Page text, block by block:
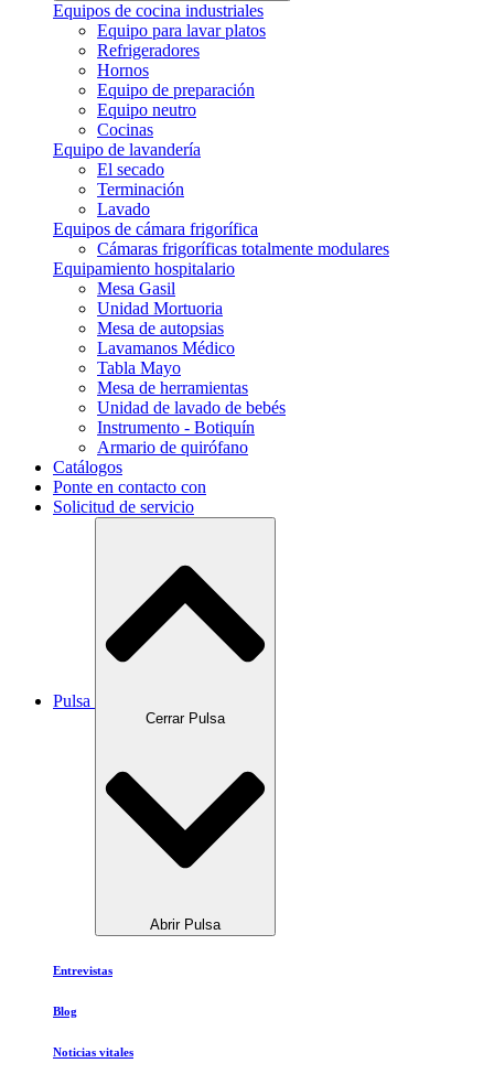
Equipos de cocina industriales
Equipo para lavar platos
Refrigeradores
Hornos
Equipo de preparación
Equipo neutro
Cocinas
Equipo de lavandería
El secado
Terminación
Lavado
Equipos de cámara frigorífica
Cámaras frigoríficas totalmente modulares
Equipamiento hospitalario
Mesa Gasil
Unidad Mortuoria
Mesa de autopsias
Lavamanos Médico
Tabla Mayo
Mesa de herramientas
Unidad de lavado de bebés
Instrumento - Botiquín
Armario de quirófano
Catálogos
Ponte en contacto con
Solicitud de servicio
Pulsa
Cerrar Pulsa
Abrir Pulsa
Entrevistas
Blog
Noticias vitales